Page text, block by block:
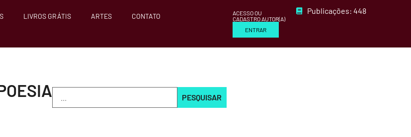
LIVROS GRÁTIS ARTES CONTATO
ACESSO OU
CADASTRO AUTOR(A)
ENTRAR
Publicações: 448
PESQUISAR